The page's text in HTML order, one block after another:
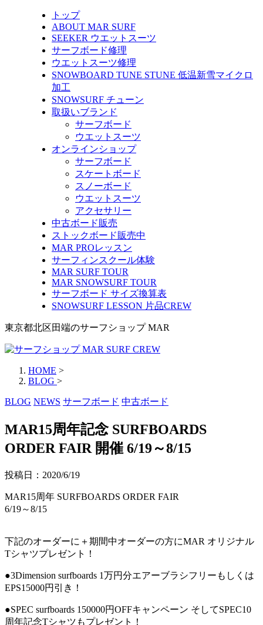
トップ
ABOUT MAR SURF
SEEKER ウエットスーツ
サーフボード修理
ウエットスーツ修理
SNOWBOARD TUNE STUNE 低温新雪マイクロ
加工
SNOWSURF チューン
取扱いブランド
サーフボード
ウエットスーツ
オンラインショップ
サーフボード
スケートボード
スノーボード
ウエットスーツ
アクセサリー
中古ボード販売
ストックボード販売中
MAR PROレッスン
サーフィンスクール体験
MAR SURF TOUR
MAR SNOWSURF TOUR
サーフボード サイズ換算表
SNOWSURF LESSON 片品CREW
東京都北区田端のサーフショップ MAR
HOME >
BLOG >
BLOG NEWS サーフボード 中古ボード
MAR15周年記念 SURFBOARDS
ORDER FAIR 開催 6/19～8/15
投稿日： 2020/6/19
MAR15周年 SURFBOARDS ORDER FAIR
6/19～8/15
下記のオーダーに＋期間中オーダーの方にMAR オリジナル
Tシャツプレゼント！
●3Dimension surfboards 1万円分エアーブラシフリーもしくは
EPS15000円引き！
●SPEC surfboards 150000円OFFキャンペーン そしてSPEC10
周年記念Tシャツもプレゼント！